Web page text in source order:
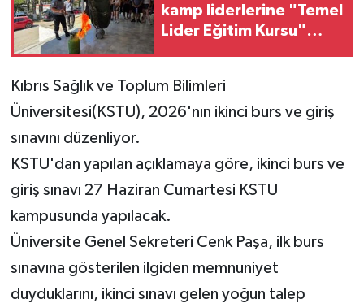
kamp liderlerine "Temel
Lider Eğitim Kursu"
Kıbrıs Sağlık ve Toplum Bilimleri
Üniversitesi(KSTU), 2026'nın ikinci burs ve giriş
sınavını düzenliyor.
KSTU'dan yapılan açıklamaya göre, ikinci burs ve
giriş sınavı 27 Haziran Cumartesi KSTU
kampusunda yapılacak.
Üniversite Genel Sekreteri Cenk Paşa, ilk burs
sınavına gösterilen ilgiden memnuniyet
duyduklarını, ikinci sınavı gelen yoğun talep